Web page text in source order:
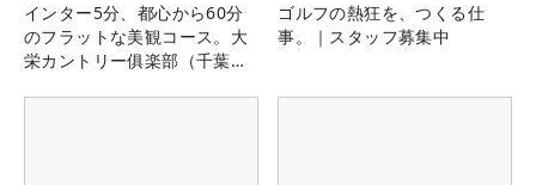
インター5分、都心から60分
のフラットな美観コース。大
栄カントリー俱楽部（千葉
ゴルフの熱狂を、つくる仕
事。｜スタッフ募集中